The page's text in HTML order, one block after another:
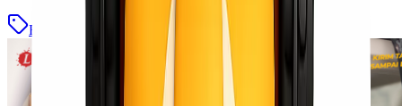
Blog Baca Selengkapnya